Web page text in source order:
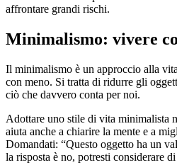
affrontare grandi rischi.
Minimalismo: vivere
Il minimalismo è un approccio alla
con meno. Si tratta di ridurre gli
ciò che davvero conta per noi.
Adottare uno stile di vita minimalista
aiuta anche a chiarire la mente e a
Domandati: “Questo oggetto ha un
la risposta è no, potresti considerare